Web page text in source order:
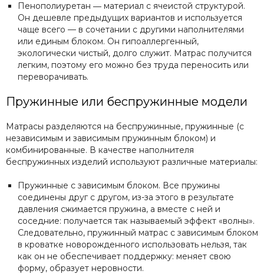
Пенополиуретан ― материал с ячеистой структурой.
Он дешевле предыдущих вариантов и используется
чаще всего — в сочетании с другими наполнителями
или единым блоком. Он гипоаллергенный,
экологически чистый, долго служит. Матрас получится
легким, поэтому его можно без труда переносить или
переворачивать.
Пружинные или беспружинные модели
Матрасы разделяются на беспружинные, пружинные (с
независимым и зависимым пружинным блоком) и
комбинированные. В качестве наполнителя
беспружинных изделий используют различные материалы:
Пружинные с зависимым блоком. Все пружины
соединены друг с другом, из-за этого в результате
давления сжимается пружина, а вместе с ней и
соседние: получается так называемый эффект «волны».
Следовательно, пружинный матрас с зависимым блоком
в кроватке новорожденного использовать нельзя, так
как он не обеспечивает поддержку: меняет свою
форму, образует неровности.